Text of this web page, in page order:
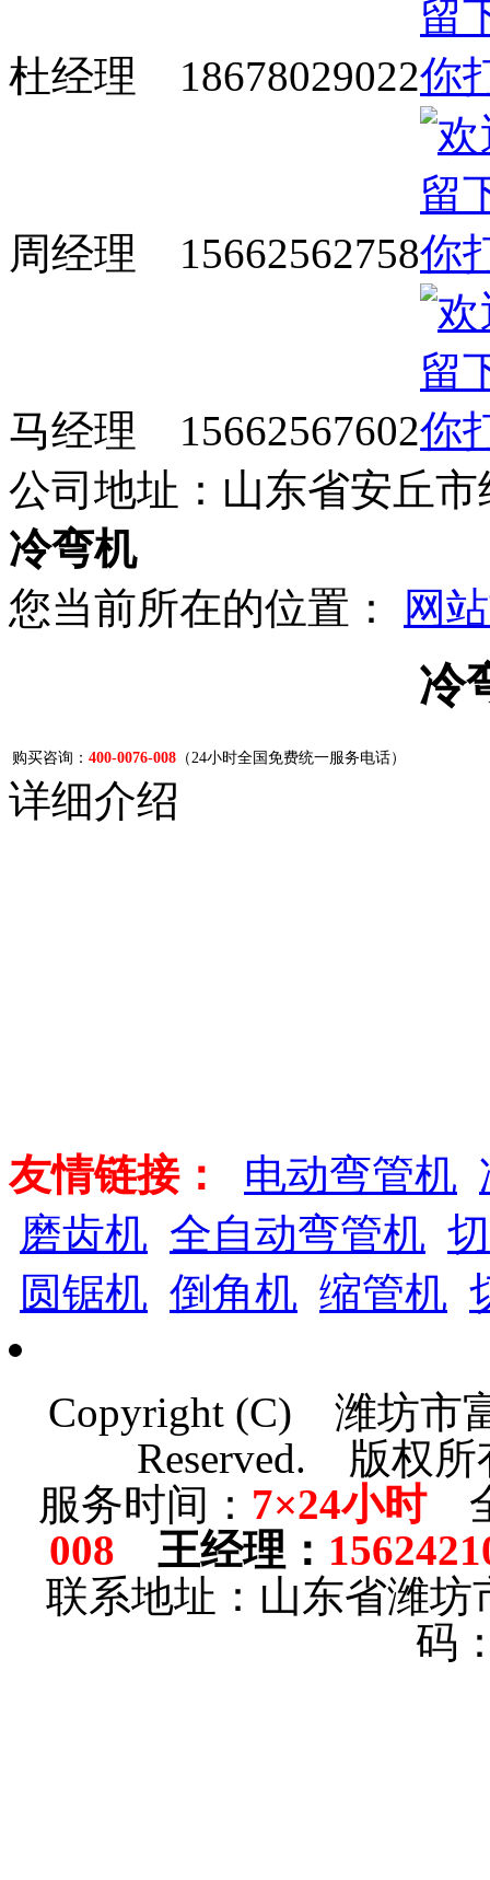
杜经理 18678029022
周经理 15662562758
马经理 15662567602
公司地址：山东省安丘
冷弯机
您当前所在的位置：
网
冷
购买咨询： 400-0076-008 （24小时全国免费统一服务电话）
详细介绍
友情链接： 电动弯管机
磨齿机 全自动弯管机
圆锯机 倒角机 缩管机
Copyright (C) 潍坊市
Reserved. 版权所
服务时间： 7×24小时全
008 王经理 ：
联系地址：山东省潍
码